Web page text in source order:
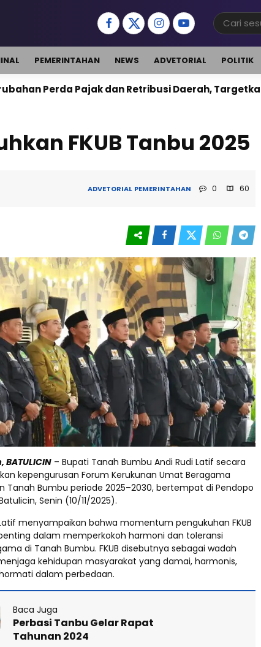
PEMERINTAHAN NEWS ADVETORIAL POLITIK
Pajak dan Retribusi Daerah, Targetkan PAD Naik 10
FKUB Tanbu 2025
ADVETORIAL PEMERINTAHAN 0 60
– Bupati Tanah Bumbu Andi Rudi Latif secara
kepengurusan Forum Kerukunan Umat Beragama
Tanah Bumbu periode 2025–2030, bertempat di Pendopo
Senin (10/11/2025).
menyampaikan bahwa momentum pengukuhan FKUB
dalam memperkokoh harmoni dan toleransi
di Tanah Bumbu. FKUB disebutnya sebagai wadah
kehidupan masyarakat yang damai, harmonis,
dalam perbedaan.
Baca Juga
Perbasi Tanbu Gelar Rapat
Tahunan 2024